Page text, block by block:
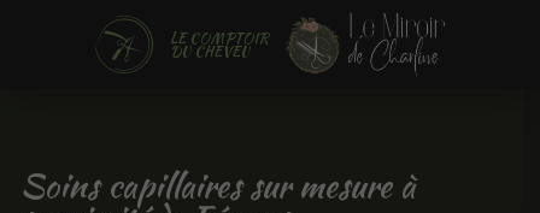
LE COMPTOIR
DU CHEVEU
Soins capillaires sur mesure à